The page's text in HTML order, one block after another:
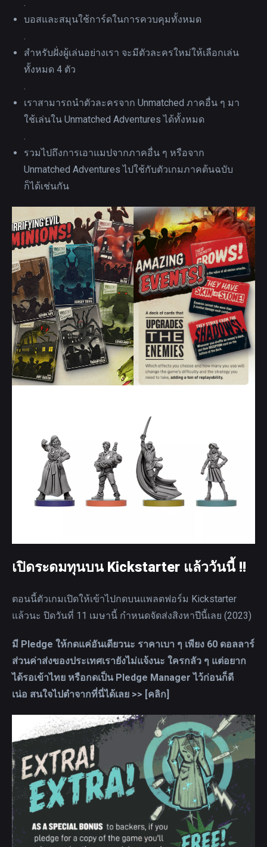
.
บอสและสมุนใช้การ์ดในการควบคุมทั้งหมด
.
สำหรับฝั่งผู้เล่นอย่างเรา จะมีตัวละครใหม่ให้เลือกเล่น
ทั้งหมด 4 ตัว
.
เราสามารถนำตัวละครจาก Unmatched ภาคอื่น ๆ มา
ใช้เล่นใน Unmatched Adventures ได้ทั้งหมด
.
รวมไปถึงการเอาแมปจากภาคอื่น ๆ หรือจาก
Unmatched Adventures ไปใช้กับตัวเกมภาคต้นฉบับ
ก็ได้เช่นกัน
เปิดระดมทุนบน Kickstarter แล้ววันนี้ !!
ตอนนี้ตัวเกมเปิดให้เข้าไปกดบนแพลตฟอร์ม Kickstarter
แล้วนะ ปิดวันที่ 11 เมษานี้ กำหนดจัดส่งสิงหาปีนี้เลย (2023)
มี Pledge ให้กดแค่อันเดียวนะ ราคาเบา ๆ เพียง 60 ดอลลาร์
ส่วนค่าส่งของประเทศเรายังไม่แจ้งนะ ใครกลัว ๆ แต่อยาก
ได้รอเข้าไทย หรือกดเป็น Pledge Manager ไว้ก่อนก็ดี
เน่อ สนใจไปตำจากที่นี่ได้เลย >> [คลิก]